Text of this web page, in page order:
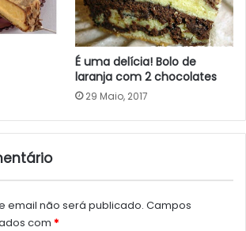
É uma delícia! Bolo de
laranja com 2 chocolates
29 Maio, 2017
email não será publicado. Campos
com *